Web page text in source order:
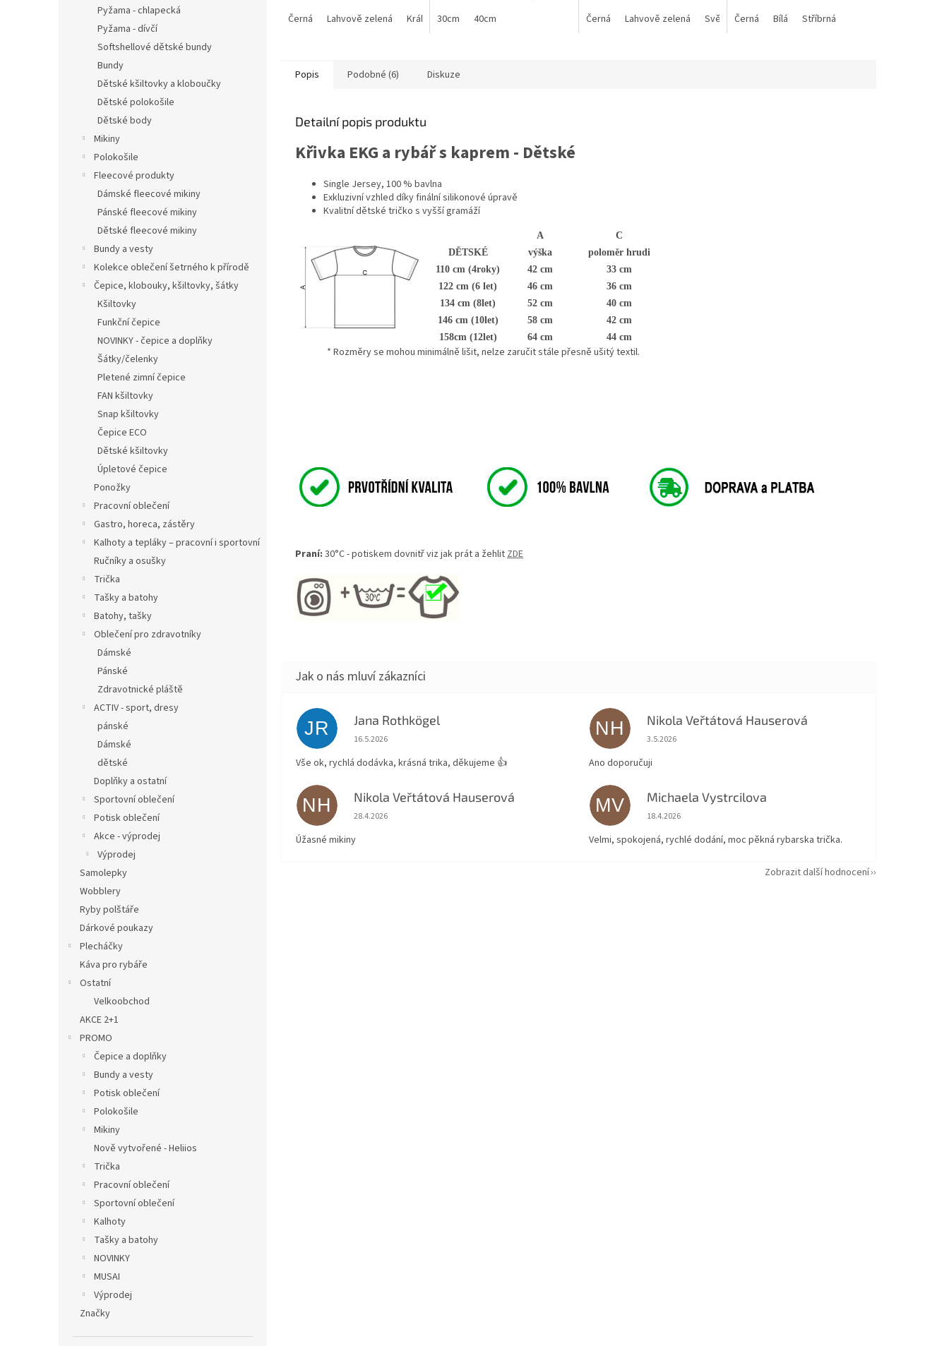
Pyžama - chlapecká
Pyžama - dívčí
Softshellové dětské bundy
Bundy
Dětské kšiltovky a kloboučky
Dětské polokošile
Dětské body
Mikiny
Polokošile
Fleecové produkty
Dámské fleecové mikiny
Pánské fleecové mikiny
Dětské fleecové mikiny
Bundy a vesty
Kolekce oblečení šetrného k přírodě
Čepice, klobouky, kšiltovky, šátky
Kšiltovky
Funkční čepice
NOVINKY - čepice a doplňky
Šátky/čelenky
Pletené zimní čepice
FAN kšiltovky
Snap kšiltovky
Čepice ECO
Dětské kšiltovky
Úpletové čepice
Ponožky
Pracovní oblečení
Gastro, horeca, zástěry
Kalhoty a tepláky – pracovní i sportovní
Ručníky a osušky
Trička
Tašky a batohy
Batohy, tašky
Oblečení pro zdravotníky
Dámské
Pánské
Zdravotnické pláště
ACTIV - sport, dresy
pánské
Dámské
dětské
Doplňky a ostatní
Sportovní oblečení
Potisk oblečení
Akce - výprodej
Výprodej
Samolepky
Wobblery
Ryby polštáře
Dárkové poukazy
Plecháčky
Káva pro rybáře
Ostatní
Velkoobchod
AKCE 2+1
PROMO
Čepice a doplňky
Bundy a vesty
Potisk oblečení
Polokošile
Mikiny
Nově vytvořené - Heliios
Trička
Pracovní oblečení
Sportovní oblečení
Kalhoty
Tašky a batohy
NOVINKY
MUSAI
Výprodej
Značky
Černá Lahvově zelená Královská modrá Červená
30cm 40cm
Černá
Lahvově zelená Světle šedý melír Khaki
Černá
Bílá Stříbrná
Popis Podobné (6) Diskuze
Detailní popis produktu
Křivka EKG a rybář s kaprem - Dětské
Single Jersey, 100 % bavlna
Exkluzivní vzhled díky finální silikonové úpravě
Kvalitní dětské tričko s vyšší gramáží
A
C
DĚTSKÉ
výška
poloměr hrudi
110 cm (4roky)
42 cm
33 cm
122 cm (6 let)
46 cm
36 cm
134 cm (8let)
52 cm
40 cm
146 cm (10let)
58 cm
42 cm
158cm (12let)
64 cm 44 cm
* Rozměry se mohou minimálně lišit, nelze zaručit stále přesně ušitý textil.
Praní: 30°C - potiskem dovnitř viz jak prát a žehlitZDE
JR Jana Rothkögel
Hodnocení obchodu je 5 z 5 hvězdiček.
16.5.2026
Vše ok, rychlá dodávka, krásná trika, děkujeme 👍
NH Nikola Veřtátová Hauserová
Hodnocení obchodu je 5 z 5 hvězdiček.
3.5.2026
Ano doporučuji
NH Nikola Veřtátová Hauserová
Hodnocení obchodu je 5 z 5 hvězdiček.
28.4.2026
Úžasné mikiny
MV Michaela Vystrcilova
Hodnocení obchodu je 5 z 5 hvězdiček.
18.4.2026
Velmi, spokojená, rychlé dodání, moc pěkná rybarska trička.
Zobrazit další hodnocení